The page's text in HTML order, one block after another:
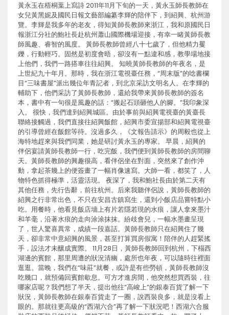
黃永玉在梧桐葉上寫詩 2011年11月下旬的一天，黃永玉師長教師在
女兒黃黑妮及國民日報文藝部編纂李輝的陪伴下，到紹興、杭州游
覽。李輝是我多年的老友，得知黃師長教師來浙江，我和原國民日
報浙江分社的鮑社長赴杭州蕭山國際機場迎接，有幸一睹黃師長教
師風趣、睿智的風度。 黃師長教師曾經八十七歲了，但他精力矍
鑠，行動輕巧。固然是初度會晤，卻沒有一點違和感，教學場地接
上他們，我們一路搭車往往紹興。 知曉黃師長教師的年夜名，是
上世紀九十年月。那時，我在浙江電視臺任務，“周末版”的唸書欄
目“三味書屋”派出幾位年青記者，到北京采訪文明名人。在李輝的
輔助下，他們采訪了黃師長教師，還給我帶來黃師長教師的簽名
本，書中有一句很是風趣的話：“搬起石頭砸他人的腳。”我印象深
入。 很快，我們達到紹興城區。由於事前與紹興電視臺的黃臺長
聯絡接觸過，我們直接往紹興飯館，紹興市委宣揚部和紹興電視臺
的引導曾經在飯館等待。沒過多久，《文報告請示》的周毅也從上
海特地趕來與我們同業，她是研討黃永玉的專家。 早晨，紹興的
伴侶宴請黃師長教師一行，吃完飯，我們便到黃師長教師的房間聊
天。黃師長教師的興趣很高，看伴侶坐在對面，突然來了創作沖
動，拿起茶幾上的便簽畫了一幅肖像速寫。大師一看，都笑了，人
物特色抓得極準，活靈活現。 夜深了，我和鮑社長由於第二天有
其他任務，先行告辭，前往杭州。后來我聽伴侶說，黃師長教師的
紹興之行非常出色，不只在安昌古鎮寫生，還到小飯店品嘗特點小
吃。用餐時，他看見飯店墻上有片若隱若現的水痕，讓人拿來墨汁
和羊毫，沿著水痕的走向涂涂抹抹。紛歧會兒，一幅水墨畫呈現
了，世人驚喜異常，成績一段嘉話。黃師長教師只在紹興住了幾
天，卻非常中意紹興的風景，甚至打算買房假寓！陪伴的人趕緊搖
手，設法才未釀成實際。 11月28日，黃師長教師回到杭州，下榻西
湖邊的賓館，那里周遭的狀況清幽，處所也年夜，可以隨時往裡面
逛逛。當晚，我們在“味莊”就餐，或許是有些勞頓，黃師長教師沒
吃幾口，就預備回賓館歇息。可方才進房間，他突然想買西裝，往
哪家店呢？我們想了半天，提出他往“高峻上”的銀泰百貨了解一下
狀況，黃師長教師在銀泰百貨走了一圈，說西裝良多，就是沒看上
眼的。那就往更高級的“西湖六合”再了解一下狀況吧！西湖六合服